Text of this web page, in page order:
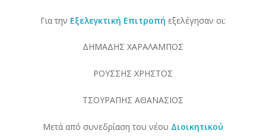
Για την Εξελεγκτική Επιτροπή εξελέγησαν οι:
ΔΗΜΑΔΗΣ ΧΑΡΑΛΑΜΠΟΣ
ΡΟΥΣΣΗΣ ΧΡΗΣΤΟΣ
ΤΣΟΥΡΑΠΗΣ ΑΘΑΝΑΣΙΟΣ
Μετά από συνεδρίαση του νέου Διοικητικού